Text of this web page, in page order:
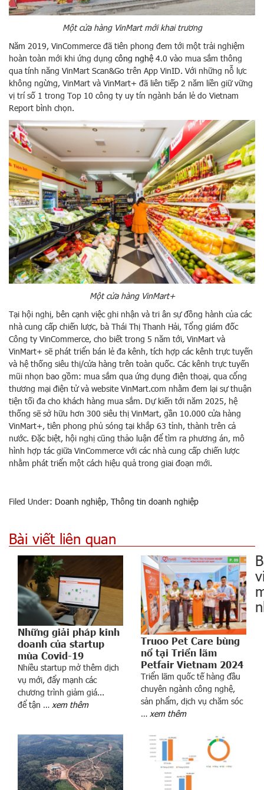
Một cửa hàng VinMart mới khai trương
Năm 2019, VinCommerce đã tiên phong đem tới một trải nghiệm
hoàn toàn mới khi ứng dụng công nghệ 4.0 vào mua sắm thông
qua tính năng VinMart Scan&Go trên App VinID. Với những nỗ lực
không ngừng, VinMart và VinMart+ đã liên tiếp 2 năm liền giữ vững
vị trí số 1 trong Top 10 công ty uy tín ngành bán lẻ do Vietnam
Report bình chọn.
Một cửa hàng VinMart+
Tại hội nghị, bên cạnh việc ghi nhận và tri ân sự đồng hành của các
nhà cung cấp chiến lược, bà Thái Thị Thanh Hải, Tổng giám đốc
Công ty VinCommerce, cho biết trong 5 năm tới, VinMart và
VinMart+ sẽ phát triển bán lẻ đa kênh, tích hợp các kênh trực tuyến
và hệ thống siêu thị/cửa hàng trên toàn quốc. Các kênh trực tuyến
mũi nhọn bao gồm: mua sắm qua ứng dụng điện thoại, qua cổng
thương mại điện tử và website VinMart.com nhằm đem lại sự thuận
tiện tối đa cho khách hàng mua sắm. Dự kiến tới năm 2025, hệ
thống sẽ sở hữu hơn 300 siêu thị VinMart, gần 10.000 cửa hàng
VinMart+, tiên phong phủ sóng tại khắp 63 tỉnh, thành trên cả
nước. Đặc biệt, hội nghị cũng thảo luận để tìm ra phương án, mô
hình hợp tác giữa VinCommerce với các nhà cung cấp chiến lược
nhằm phát triển một cách hiệu quả trong giai đoạn mới.
Filed Under: Doanh nghiệp, Thông tin doanh nghiệp
Bài viết liên quan
Những giải pháp kinh
doanh của startup
mùa Covid-19
Nhiều startup mở thêm dịch
vụ mới, đẩy mạnh các
chương trình giảm giá...
để tận … xem thêm
Truoo Pet Care bùng
nổ tại Triển lãm
Petfair Vietnam 2024
Triển lãm quốc tế hàng đầu
chuyên ngành công nghệ,
sản phẩm, dịch vụ chăm sóc
… xem thêm